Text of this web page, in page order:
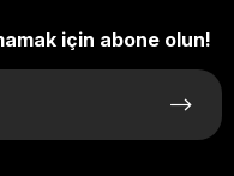
için abone olun!